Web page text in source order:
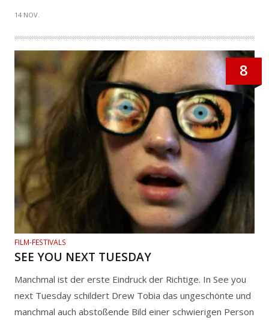
14 NOV.
8
FILM-FESTIVALS
SEE YOU NEXT TUESDAY
Manchmal ist der erste Eindruck der Richtige. In See you
next Tuesday schildert Drew Tobia das ungeschönte und
manchmal auch abstoßende Bild einer schwierigen Person